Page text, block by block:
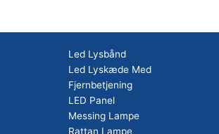
Led Lysbånd
Led Lyskæde Med
Fjernbetjening
LED Panel
Messing Lampe
Rattan Lampe